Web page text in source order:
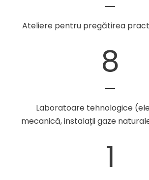
Ateliere pentru pregătirea
8
Laboratoare tehnologice
mecanică, instalații gaze
1